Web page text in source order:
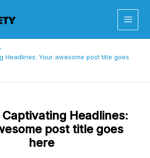
Headlines: Your awesome post title goes
Headlines:
post title goes
here